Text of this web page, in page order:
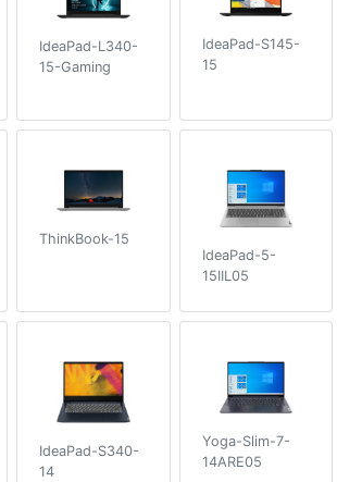
IdeaPad-L340-
15-Gaming
IdeaPad-S145-
15
ThinkBook-15
IdeaPad-5-
15IIL05
IdeaPad-S340-
14
Yoga-Slim-7-
14ARE05